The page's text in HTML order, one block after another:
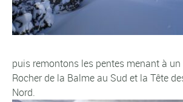
puis remontons les pentes menant à
Rocher de la Balme au Sud et la Tête
Nord.